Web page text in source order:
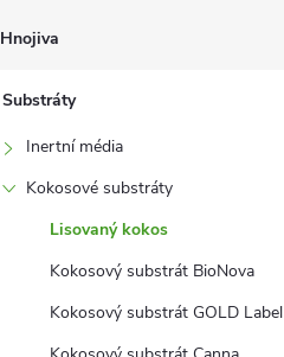
Hnojiva
Substráty
Inertní média
Kokosové substráty
Lisovaný kokos
Kokosový substrát BioNova
Kokosový substrát GOLD Label